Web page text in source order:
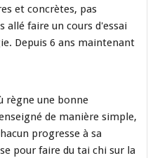
et concrètes, pas
allé faire un cours d'essai
Depuis 6 ans maintenant
règne une bonne
de manière simple,
progresse à sa
pour faire du tai chi sur la